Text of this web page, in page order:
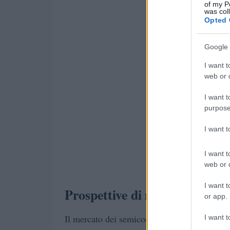
of my
was
Opted
Google
I want
web or
I want
I want
I want
web or
I want
or app.
I want
Prospettive di mercato e
Il mercato dei semiconduttori è in